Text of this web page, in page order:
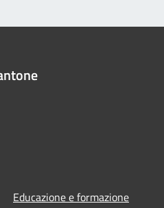
Educazione e formazione